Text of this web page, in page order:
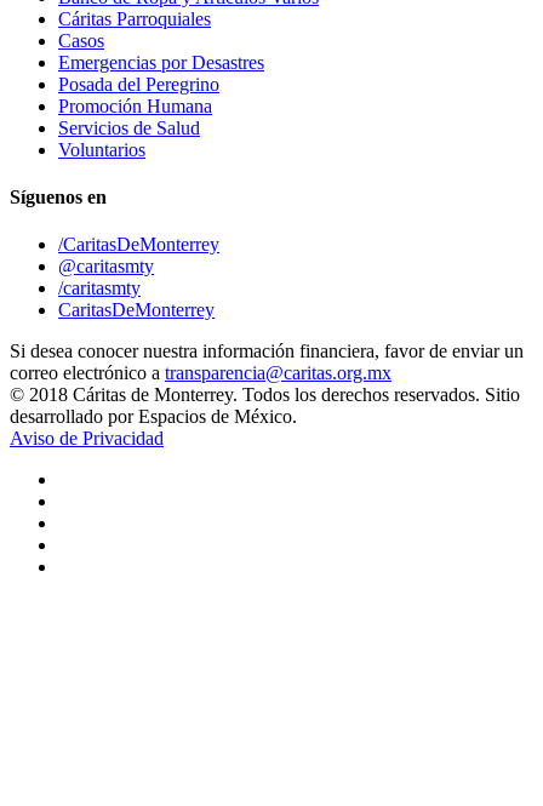
Cáritas Parroquiales
Casos
Emergencias por Desastres
Posada del Peregrino
Promoción Humana
Servicios de Salud
Voluntarios
Síguenos en
/CaritasDeMonterrey
@caritasmty
/caritasmty
CaritasDeMonterrey
Si desea conocer nuestra información financiera, favor de enviar un
correo electrónico a transparencia@caritas.org.mx
© 2018 Cáritas de Monterrey. Todos los derechos reservados. Sitio
desarrollado por Espacios de México.
Aviso de Privacidad